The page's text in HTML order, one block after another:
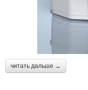
читать дальше →